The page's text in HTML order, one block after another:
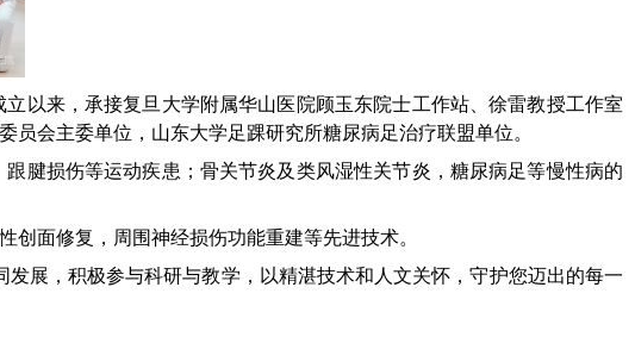
立以来，承接复旦大学附属华山医院顾玉东院士工作站、徐雷教授工作室
会主委单位，山东大学足踝研究所糖尿病足治疗联盟单位。
腱损伤等运动疾患；骨关节炎及类风湿性关节炎 ， 糖尿病足等慢性病的
创面修复，周围神经损伤功能重建等先进技术。
展，积极参与科研与教学，以精湛技术和人文关怀，守护您迈出的每一